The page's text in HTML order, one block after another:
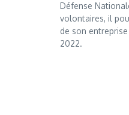
Défense
volontaires, il
de son
2022.